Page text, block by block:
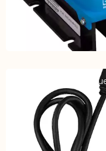
Chargeur VICTRON